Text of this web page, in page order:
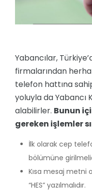
Yabancılar,
firmalarından
telefon hattına
yoluyla da Yabancı
alabilirler. Bunun
gereken işlemler
İlk olarak cep
bölümüne
Kısa mesaj metni
“HES” yazılmalıdır.